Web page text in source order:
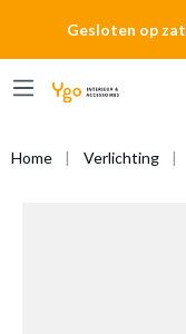
Gesloten op
Home Verlichting